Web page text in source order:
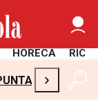
HORECA
›